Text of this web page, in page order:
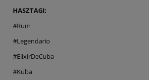
HASZTAGI:
#Rum
#Legendario
#ElixirDeCuba
#Kuba